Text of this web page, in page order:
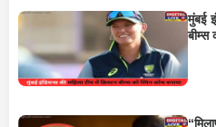
मुंबई
बीम्स